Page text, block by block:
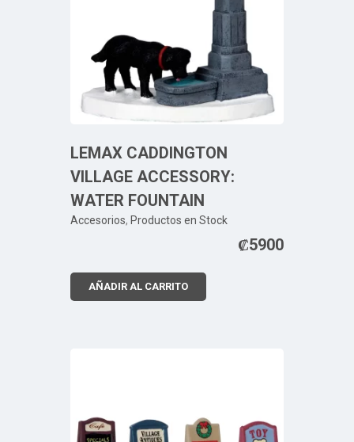
LEMAX CADDINGTON
VILLAGE ACCESSORY:
WATER FOUNTAIN
Accesorios, Productos en Stock
₡5900
AÑADIR AL CARRITO